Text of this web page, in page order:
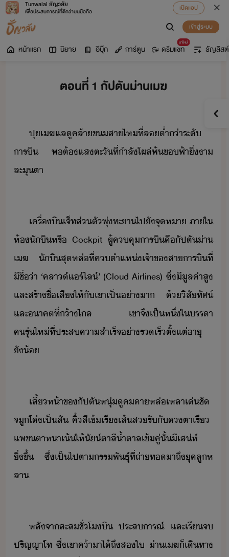
Tunwalai ธัญวลัย
เพื่อประสบการณ์ที่ดีกว่าบนมือถือ
เปิดแอป
เข้าสู่ระบบ
หน้าแรก นิยาย อีบุ๊ก การ์ตูน
มาใหม่
ดรีมแชท ธัญลิสต์
ตอนที่ 1 กัปตันม่านเมฆ
​ปุ​เฆ​แลู​คล้า​ข​สาไห​ที่​ล​ต่ำ่า​ระั​
าริ​ ​พต​้​​แสตะั​ที่​ำลั​โผล่​พ้​ขฟ้า​ิ่​า​
ละุ​ตา​
​เครื่ิ​เจ็ท​ส่ตั​พุ่​ทะา​ไป​ั​จุหา​ ​ภาใ​
ห้​ัิ​หรื​ ​Cockpit​ ​ผู้คคุ​าริ​คื​ัปตั​่า​
เฆ​ ​ัิ​สุ​หล่​ที่​ค​ตำแห่​เจ้าข​สาาริ​ที่​
ีชื่​่า​ ​‘​คลา​์​แร์ไล์​’​ ​(​Cloud​ ​Airlines)​ ​ซึ่​ีูล​ค่า​สู​
และ​สร้าชื่เสี​ให้​ั​เขา​เป็่าา​ ​้​ิสัทัศ์​
และ​าคต​ที่​้าไล​ ​เขา​จึ​เป็หึ่​ใ​รรา​
ครุ่ให่​ที่​ประสคาสำเร็จ​่ารเร็​ตั้แต่​าุ​
ั้​
​เสี้​ห้า​ข​ัปตั​หุ่​ู​คคา​หล่เหลา​เ่ชั​ ​
จูโ่​เป็​สั​ ​คิ้​สีเข้​เรี​เส้​ส​รั​ั​ตา​เรี​ ​
แพ​ข​ตา​หา​เ้​ให้​ั์ตา​สี้ำตาล​เข้​คู่​ั้​ีเส่ห์​
ิ่ขึ้​ ​ซึ่​เป็ไปตา​รรพัธุ์​ที่​ถ่าท​าถึ​ุคลู​ห​
ลา
​หลัจา​สะส​ชั่โิ​ ​ประสารณ์​ ​และ​เรีจ​
ปริญญาโท​ ​ซึ่​เขา​ค้า​า​ไ้​ถึ​ส​ใ​ ​่า​เฆ​็​เิทา​